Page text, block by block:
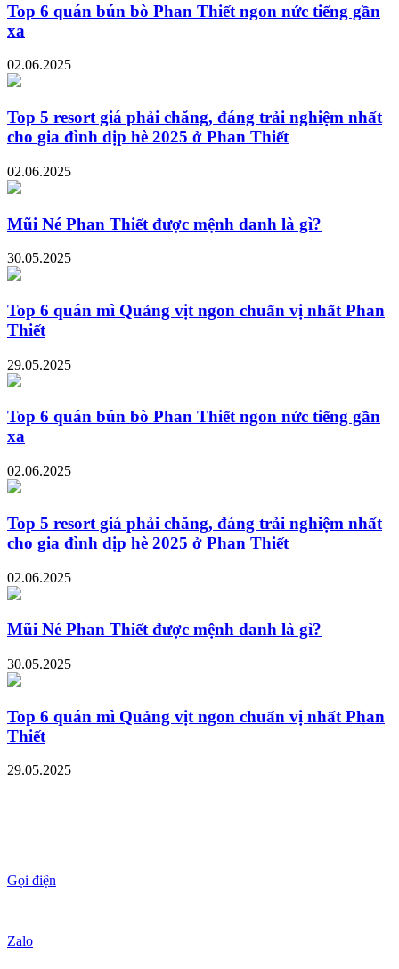
Top 6 quán bún bò Phan Thiết ngon nức tiếng gần
xa
02.06.2025
Top 5 resort giá phải chăng, đáng trải nghiệm nhất
cho gia đình dịp hè 2025 ở Phan Thiết
02.06.2025
Mũi Né Phan Thiết được mệnh danh là gì?
30.05.2025
Top 6 quán mì Quảng vịt ngon chuẩn vị nhất Phan
Thiết
29.05.2025
Top 6 quán bún bò Phan Thiết ngon nức tiếng gần
xa
02.06.2025
Top 5 resort giá phải chăng, đáng trải nghiệm nhất
cho gia đình dịp hè 2025 ở Phan Thiết
02.06.2025
Mũi Né Phan Thiết được mệnh danh là gì?
30.05.2025
Top 6 quán mì Quảng vịt ngon chuẩn vị nhất Phan
Thiết
29.05.2025
Gọi điện
Zalo